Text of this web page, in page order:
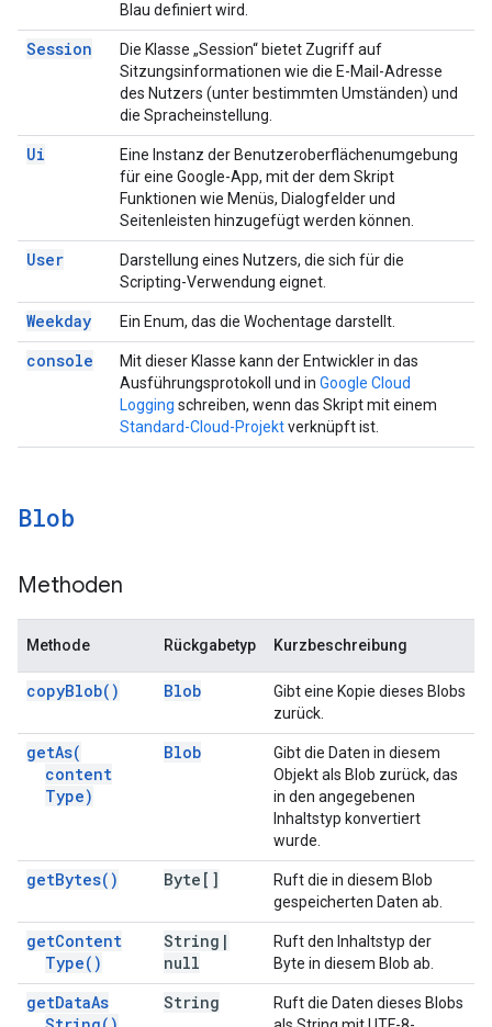
Blau definiert wird.
Session
Die Klasse „Session“ bietet Zugriff auf
Sitzungsinformationen wie die E-Mail-Adresse
des Nutzers (unter bestimmten Umständen) und
die Spracheinstellung.
Ui
Eine Instanz der Benutzeroberflächenumgebung
für eine Google-App, mit der dem Skript
Funktionen wie Menüs, Dialogfelder und
Seitenleisten hinzugefügt werden können.
User
Darstellung eines Nutzers, die sich für die
Scripting-Verwendung eignet.
Weekday Ein Enum, das die Wochentage darstellt.
console
Mit dieser Klasse kann der Entwickler in das
Ausführungsprotokoll und in Google Cloud
Logging schreiben, wenn das Skript mit einem
Standard-Cloud-Projektverknüpft ist.
Blob
Methoden
Methode Rückgabetyp Kurzbeschreibung
copyBlob( ) Blob
Gibt eine Kopie dieses Blobs
zurück.
getAs(
content
Type)
Blob
Gibt die Daten in diesem
Objekt als Blob zurück, das
in den angegebenen
Inhaltstyp konvertiert
wurde.
getBytes( ) Byte[]
Ruft die in diesem Blob
gespeicherten Daten ab.
getContent
Type( )
String |
null
Ruft den Inhaltstyp der
Byte in diesem Blob ab.
getDataAs
String
Ruft die Daten dieses Blobs